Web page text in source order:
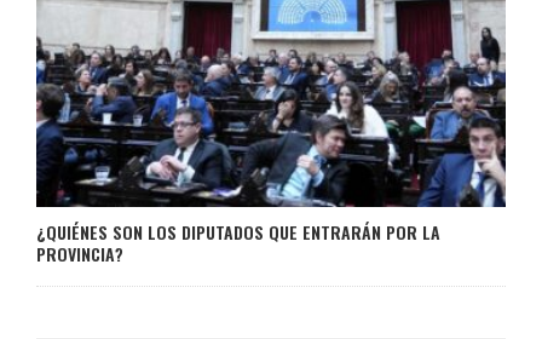
¿QUIÉNES SON LOS DIPUTADOS QUE ENTRARÁN POR LA
PROVINCIA?